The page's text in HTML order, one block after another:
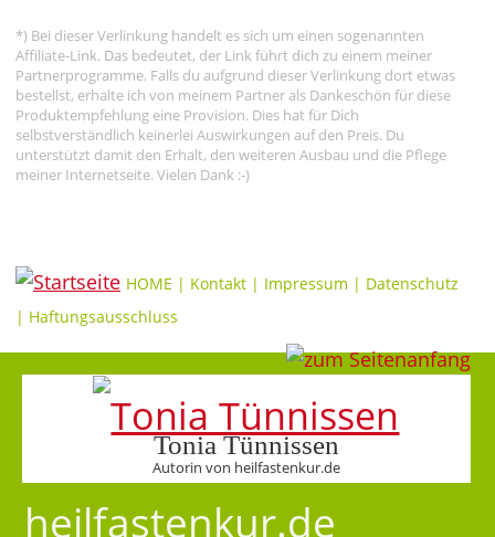
*) Bei dieser Verlinkung handelt es sich um einen sogenannten
Affiliate-Link. Das bedeutet, der Link führt dich zu einem meiner
Partnerprogramme. Falls du aufgrund dieser Verlinkung dort etwas
bestellst, erhalte ich von meinem Partner als Dankeschön für diese
Produktempfehlung eine Provision. Dies hat für Dich
selbstverständlich keinerlei Auswirkungen auf den Preis. Du
unterstützt damit den Erhalt, den weiteren Ausbau und die Pflege
meiner Internetseite. Vielen Dank :-)
HOME | Kontakt | Impressum | Datenschutz
| Haftungsausschluss
Tonia Tünnissen
Autorin von heilfastenkur.de
heilfastenkur.de